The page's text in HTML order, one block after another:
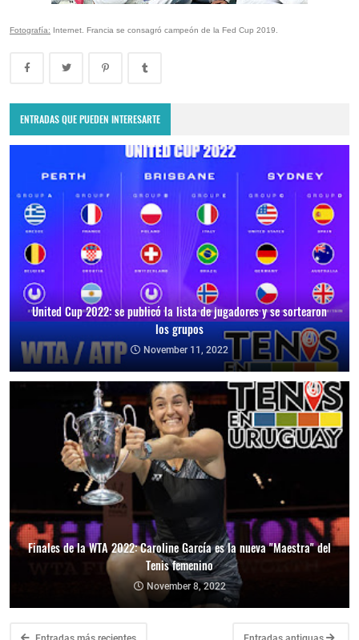
Fotografía: Internet. Francia se consagró campeón de la Fed Cup 2019.
ENTRADAS QUE PUEDEN INTERESARTE
United Cup 2022: se publicó la lista de jugadores y se sortearon
los grupos
November 11, 2022
Finales de la WTA 2022: Caroline García es la nueva "Maestra" del
Tenis femenino
November 8, 2022